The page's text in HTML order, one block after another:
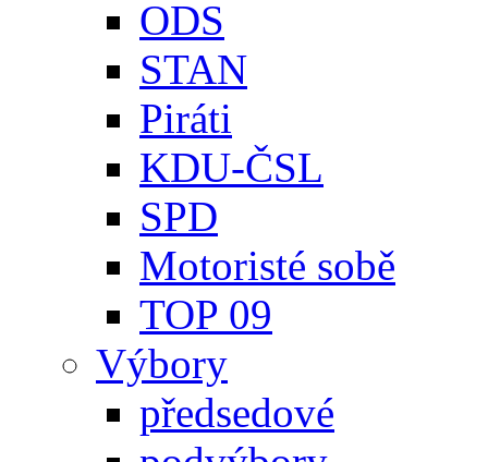
ODS
STAN
Piráti
KDU-ČSL
SPD
Motoristé sobě
TOP 09
Výbory
předsedové